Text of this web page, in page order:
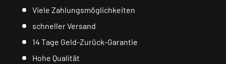
Viele Zahlungsmöglichkeiten
schneller Versand
14 Tage Geld-Zurück-Garantie
Hohe Qualität